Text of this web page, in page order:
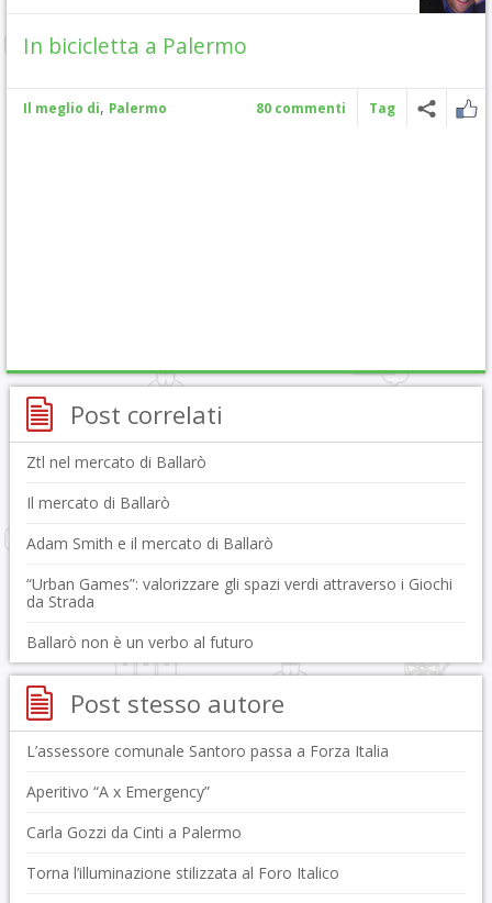
In bicicletta a Palermo
Il meglio di, Palermo 80 commenti Tag
Post correlati
Ztl nel mercato di Ballarò
Il mercato di Ballarò
Adam Smith e il mercato di Ballarò
“Urban Games”: valorizzare gli spazi verdi attraverso i Giochi
da Strada
Ballarò non è un verbo al futuro
Post stesso autore
L’assessore comunale Santoro passa a Forza Italia
Aperitivo “A x Emergency”
Carla Gozzi da Cinti a Palermo
Torna l’illuminazione stilizzata al Foro Italico